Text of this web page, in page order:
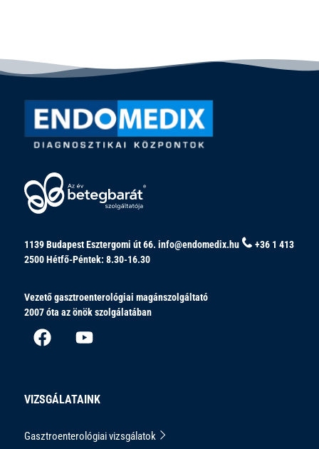
1139 Budapest Esztergomi út 66. info@endomedix.hu
+36 1 413
2500Hétfő-Péntek: 8.30-16.30
Vezető gasztroenterológiai magánszolgáltató
2007 óta az önök szolgálatában
VIZSGÁLATAINK
Gasztroenterológiai vizsgálatok